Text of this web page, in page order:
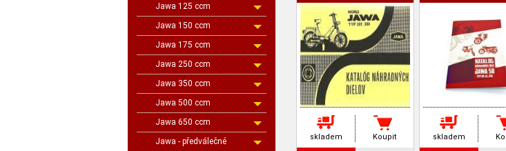
Jawa 125 ccm
Jawa 150 ccm
Jawa 175 ccm
Jawa 250 ccm
Jawa 350 ccm
Jawa 500 ccm
Jawa 650 ccm
Jawa - předválečné
skladem Koupit skladem